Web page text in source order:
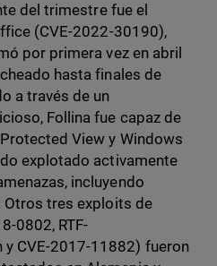
del trimestre fue el
(CVE-2022-30190),
por primera vez en abril
hasta finales de
a través de un
Follina fue capaz de
View y Windows
explotado activamente
incluyendo
Otros tres exploits de
0802, RTF-
y CVE-2017-11882) fueron